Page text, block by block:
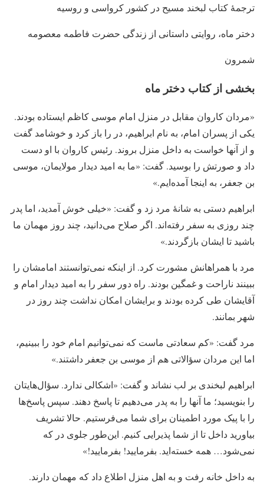
ترجمهٔ کتاب لبخند مسیح در کشور کرواسی و روسیه
دختر ماه، روایتی داستانی از زندگی حضرت فاطمه معصومه
شمرون
بخشی از کتاب دختر ماه
«مردان کاروان مقابل در منزل امام موسی کاظم ایستاده بودند.
یکی از پسران امام، به نام ابراهیم، در را باز کرد و خوشامد گفت
و از آنها خواست به داخل منزل بروند. رئیس کاروان با او دست
داد و صورتش را بوسید. گفت: «ما به امید دیدار مولایمان، موسی
بن جعفر، به اینجا آمده‌ایم.»
ابراهیم دستی به شانهٔ مرد زد و گفت: «خیلی خوش آمدید، اما پدر
چند روزی به سفر رفته‌اند. اگر صلاح می‌دانید، چند روز مهمان ما
باشید تا ایشان بازگردند.»
مرد با همراهانش مشورت کرد. از اینکه نمی‌توانستند امامشان را
ببینند ناراحت و غمگین بودند. راه دور سفر را به امید دیدار امام و
آقایشان طی کرده بودند و برایشان امکان نداشت چند روز در
شهر بمانند.
مرد گفت: «کم سعادتی ماست که نمی‌توانیم امام خود را ببینیم،
اما این مردان سؤالاتی هم از موسی بن جعفر داشتند.»
ابراهیم لبخندی بر لب نشاند و گفت: «اشکالی ندارد. سؤال‌هایتان
را بنویسید؛ ما آنها را به پدر می‌دهیم تا پاسخ دهند. سپس پاسخ‌ها
را با پیک مورد اطمینان برای شما می‌فرستیم. حالا تشریف
بیاورید داخل تا از شما پذیرایی کنیم. این‌طور جلوی در که
نمی‌شود… همه خسته‌اید. بفرمایید! بفرمایید!»
به داخل خانه رفت و به اهل منزل اطلاع داد که مهمان دارند.